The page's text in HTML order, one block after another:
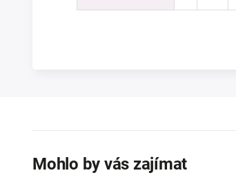
Mohlo by vás zajímat